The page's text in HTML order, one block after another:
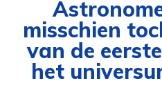
misschien
van de
het